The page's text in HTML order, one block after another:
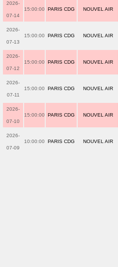
2026-
07-14
15:00:00 PARIS CDG NOUVEL AIR
2026-
07-13
15:00:00 PARIS CDG NOUVEL AIR
2026-
07-12
15:00:00 PARIS CDG NOUVEL AIR
2026-
07-11
15:00:00 PARIS CDG NOUVEL AIR
2026-
07-10
15:00:00 PARIS CDG NOUVEL AIR
2026-
07-09
10:00:00 PARIS CDG NOUVEL AIR